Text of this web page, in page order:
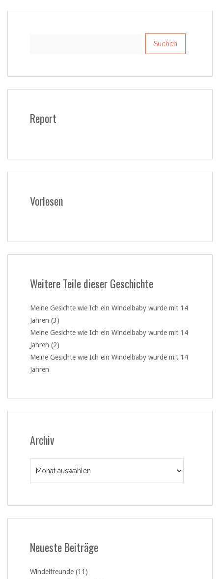
Report
Vorlesen
Weitere Teile dieser Geschichte
Meine Gesichte wie Ich ein Windelbaby wurde mit 14
Jahren (3)
Meine Gesichte wie Ich ein Windelbaby wurde mit 14
Jahren (2)
Meine Gesichte wie Ich ein Windelbaby wurde mit 14
Jahren
Archiv
Neueste Beiträge
Windelfreunde (11)